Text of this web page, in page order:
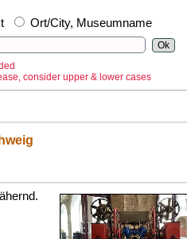
Ort/City, Museumname
consider upper & lower cases